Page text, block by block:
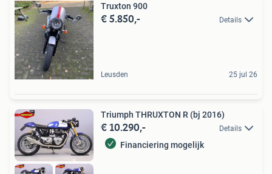
Truxton 900
€ 5.850,- Details
Leusden 25 jul 26
Triumph THRUXTON R (bj 2016)
€ 10.290,- Details
Financiering mogelijk